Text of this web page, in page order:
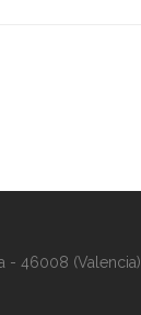
- 46008 (Valencia)